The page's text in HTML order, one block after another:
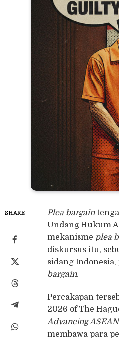
SHARE Plea bargain
Undang Hukum
mekanisme plea
diskursus itu,
sidang
bargain.
Percakapan
2026 of The
Advancing
membawa para